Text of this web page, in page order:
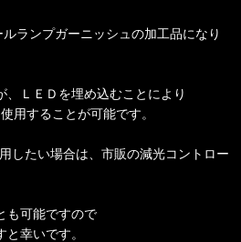
ランプガーニッシュの加工品になり
ＬＥＤを埋め込むことにより
用することが可能です。
したい場合は、市販の減光コントロー
も可能ですので
幸いです。